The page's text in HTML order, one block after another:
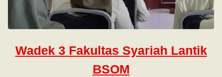
Wadek 3 Fakultas Syariah Lantik
BSOM